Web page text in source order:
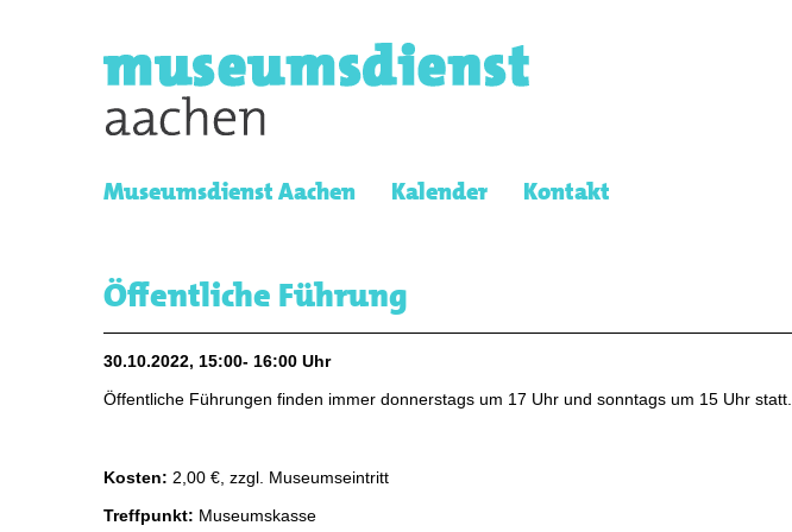
Museumsdienst Aachen Kalender Kontakt
Öffentliche Führung
30.10.2022, 15:00- 16:00 Uhr
Öffentliche Führungen finden immer donnerstags um 17 Uhr und sonntags um 15 Uhr statt.
Kosten: 2,00 €, zzgl. Museumseintritt
Treffpunkt: Museumskasse